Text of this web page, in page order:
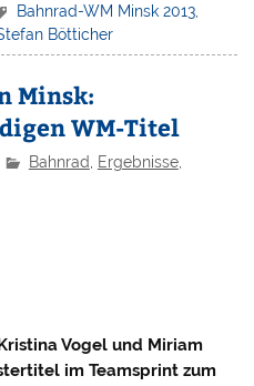
Bahnrad-WM Minsk 2013
Bötticher
Minsk:
WM-Titel
Bahnrad Ergebnisse,
Vogel und Miriam
im Teamsprint zum